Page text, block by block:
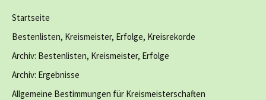
Startseite
Bestenlisten, Kreismeister, Erfolge, Kreisrekorde
Archiv: Bestenlisten, Kreismeister, Erfolge
Archiv: Ergebnisse
Allgemeine Bestimmungen für Kreismeisterschaften